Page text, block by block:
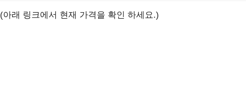
(아래 링크에서 현재 가격을 확인 하세요.)